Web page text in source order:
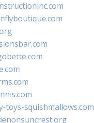
toys-squishmallows.com